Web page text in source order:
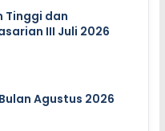
Tinggi dan
III Juli 2026
Agustus 2026